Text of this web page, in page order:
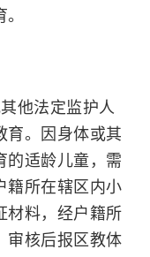
他法定监护人
育。因身体或其
的适龄儿童，需
籍所在辖区内小
材料，经户籍所
审核后报区教体